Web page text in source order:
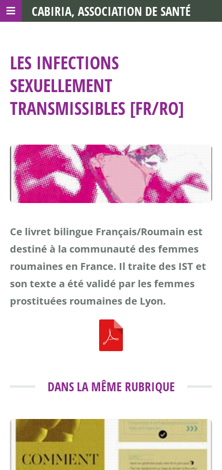
LES INFECTIONS
SEXUELLEMENT
TRANSMISSIBLES [FR/RO]
Ce livret bilingue Français/Roumain est
destiné à la communauté des femmes
roumaines en France. Il traite des IST et
son texte a été validé par les femmes
prostituées roumaines de Lyon.
DANS LA MÊME RUBRIQUE
CABIRIA, ASSOCIATION DE SANTÉ